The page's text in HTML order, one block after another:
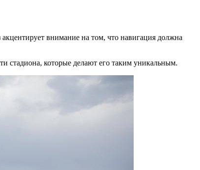
внимание на том, что навигация должна
стадиона, которые делают его таким уникальным.